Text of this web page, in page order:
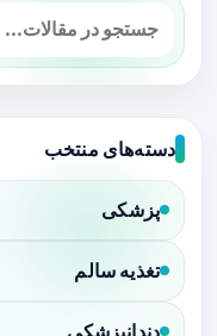
دسته‌های منتخب
پزشکی
تغذیه سالم
دندانپزشکی